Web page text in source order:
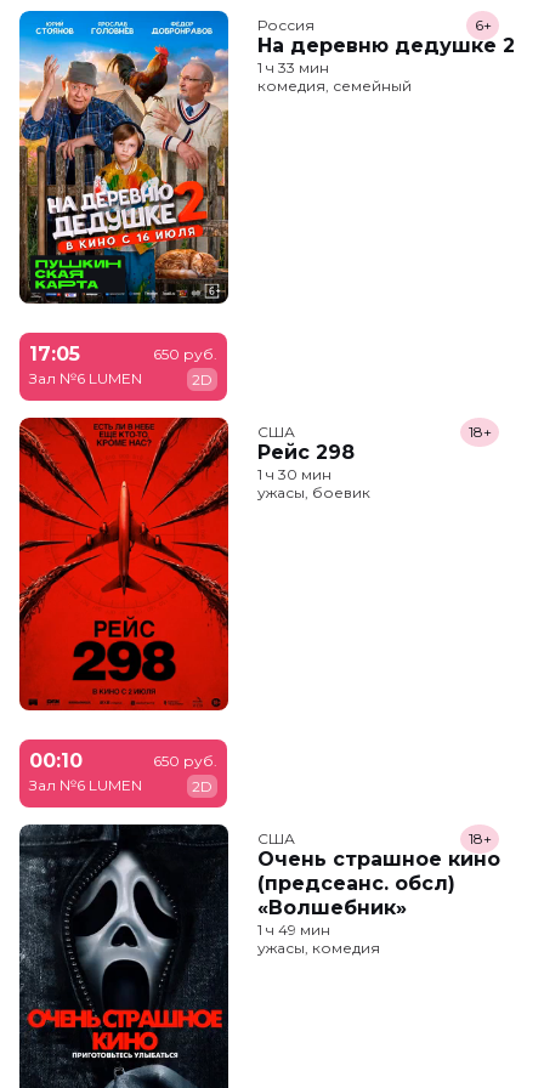
Россия
На деревню дедушке 2
6+
1 ч 33 мин
комедия, семейный
17:05
Зал №6 LUMEN
650 руб.
2D
США
Рейс 298
18+
1 ч 30 мин
ужасы, боевик
00:10
Зал №6 LUMEN
650 руб.
2D
США
Очень страшное кино
(предсеанс. обсл)
«Волшебник»
18+
1 ч 49 мин
ужасы, комедия